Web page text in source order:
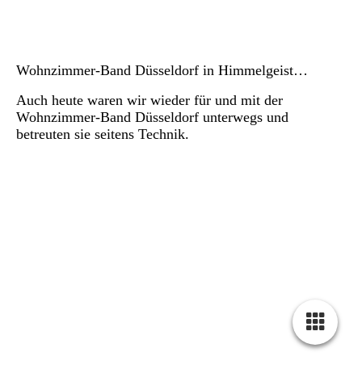
Wohnzimmer-Band Düsseldorf in Himmelgeist…
Auch heute waren wir wieder für und mit der
Wohnzimmer-Band Düsseldorf unterwegs und
betreuten sie seitens Technik.